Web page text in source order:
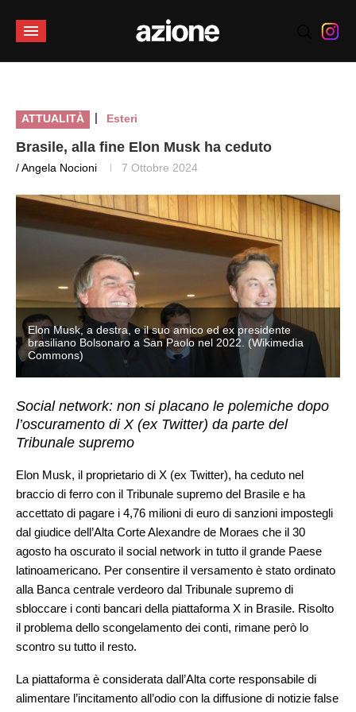
ATTUALITÀ | Esteri
Brasile, alla fine Elon Musk ha ceduto
/ Angela Nocioni 7 Ottobre 2024
Elon Musk, a destra, e il suo amico ed ex presidente
brasiliano Bolsonaro a San Paolo nel 2022. (Wikimedia
Commons)
Social network: non si placano le polemiche dopo
l’oscuramento di X (ex Twitter) da parte del
Tribunale supremo
Elon Musk, il proprietario di X (ex Twitter), ha ceduto nel
braccio di ferro con il Tribunale supremo del Brasile e ha
accettato di pagare i 4,76 milioni di euro di sanzioni impostegli
dal giudice dell’Alta Corte Alexandre de Moraes che il 30
agosto ha oscurato il social network in tutto il grande Paese
latinoamericano. Per consentire il versamento è stato ordinato
alla Banca centrale verdeoro dal Tribunale supremo di
sbloccare i conti bancari della piattaforma X in Brasile. Risolto
il problema dello scongelamento dei conti, rimane però lo
scontro su tutto il resto.
La piattaforma è considerata dall’Alta corte responsabile di
alimentare l’incitamento all’odio con la diffusione di notizie false